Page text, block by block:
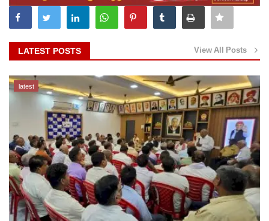
LATEST POSTS View All Posts
latest